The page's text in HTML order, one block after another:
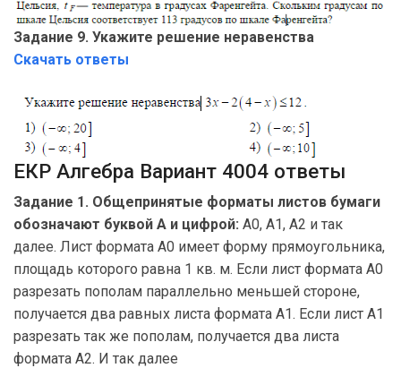
Задание 9. Укажите решение неравенства
Скачать ответы
ЕКР Алгебра Вариант 4004 ответы
Задание 1. Общепринятые форматы листов бумаги
обозначают буквой А и цифрой: А0, А1, А2 и так
далее. Лист формата А0 имеет форму прямоугольника,
площадь которого равна 1 кв. м. Если лист формата А0
разрезать пополам параллельно меньшей стороне,
получается два равных листа формата А1. Если лист А1
разрезать так же пополам, получается два листа
формата А2. И так далее